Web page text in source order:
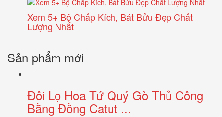
Xem 5+ Bộ Chấp Kích, Bát Bửu Đẹp Chất
Lượng Nhất
Sản phẩm mới
Đôi Lọ Hoa Tứ Quý Gò Thủ Công
Bằng Đồng Catut ...